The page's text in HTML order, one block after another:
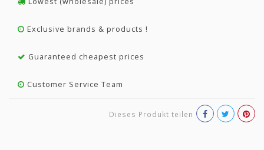
Exclusive brands & products !
Guaranteed cheapest prices
Customer Service Team
Dieses Produkt teilen